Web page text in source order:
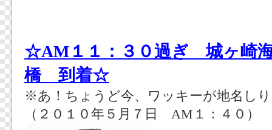
☆AM１１：３０過ぎ 城ヶ崎
橋 到着☆
※あ！ちょうど今、ワッキーが地名し
（２０１０年５月７日 AM１：４０）